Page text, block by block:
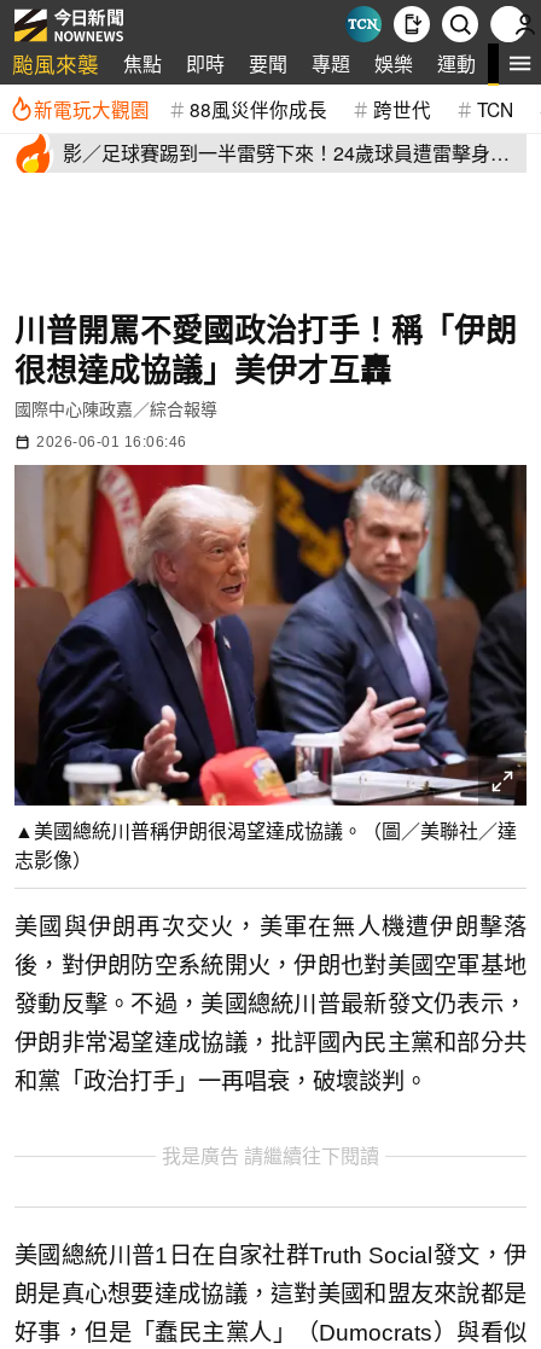
颱風來襲 焦點 即時 要聞 專題 娛樂 運動 全
新電玩大觀園 88風災伴你成長 跨世代 TCN
影／足球賽踢到一半雷劈下來！24歲球員遭雷擊身
川普開罵不愛國政治打手！稱「伊朗
很想達成協議」美伊才互轟
國際中心陳政嘉／綜合報導
2026-06-01 16:06:46
▲美國總統川普稱伊朗很渴望達成協議。（圖／美聯社／達
志影像）
美國與伊朗再次交火，美軍在無人機遭伊朗擊落
後，對伊朗防空系統開火，伊朗也對美國空軍基地
發動反擊。不過，美國總統川普最新發文仍表示，
伊朗非常渴望達成協議，批評國內民主黨和部分共
和黨「政治打手」一再唱衰，破壞談判。
我是廣告 請繼續往下閱讀
美國總統川普1日在自家社群Truth Social發文，伊
朗是真心想要達成協議，這對美國和盟友來說都是
好事，但是「蠢民主黨人」（Dumocrats）與看似